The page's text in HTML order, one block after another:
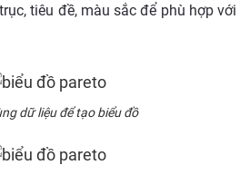
tiêu đề, màu sắc để phù hợp với
dữ liệu để tạo biểu đồ